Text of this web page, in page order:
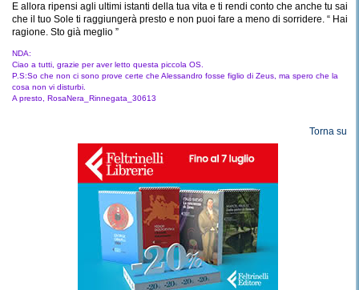
E allora ripensi agli ultimi istanti della tua vita e ti rendi conto che anche tu sai
che il tuo Sole ti raggiungerà presto e non puoi fare a meno di sorridere. “ Hai
ragione. Sto già meglio ”
NDA:
Ciao a tutti, grazie per aver letto questa piccola OS.
P.S:So che non ci sono prove certe che Alessandro fosse figlio di Zeus, ma spero che la
cosa non vi disturbi.
A presto, RosaNera_Rinnegata_30613
Torna su